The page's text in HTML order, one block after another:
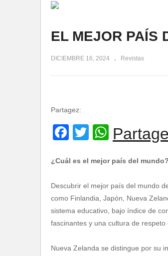
EL MEJOR PAÍS
DICIEMBRE 16, 2024 Revistas
Partagez:
Facebook
Twitter
¿Cuál es el mejor país del mundo?
Descubrir el mejor país del mundo
como Finlandia, Japón, Nueva
sistema educativo, bajo índice de
fascinantes y una cultura de respeto
Nueva Zelanda se distingue por su